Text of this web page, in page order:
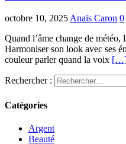
octobre 10, 2025 Anaïs Caron 0
Quand l’âme change de
Harmoniser son look avec ses
couleur parler quand la voix
Rechercher :
Catégories
Argent
Beauté